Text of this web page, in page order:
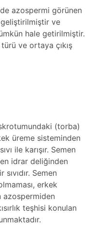
azospermi görünen
ve
hale getirilmiştir.
ve ortaya çıkış
(torba)
üreme sisteminden
ile karışır. Semen
idrar deliğinden
Semen
erkek
azospermiden
teşhisi konulan